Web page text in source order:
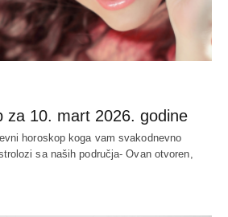
za 10. mart 2026. godine
horoskop koga vam svakodnevno
sa naših područja- Ovan otvoren,